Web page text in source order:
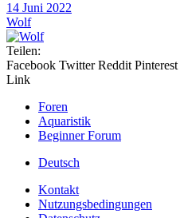
14 Juni 2022
Wolf
Teilen:
Facebook Twitter Reddit Pinterest
Link
Foren
Aquaristik
Beginner Forum
Deutsch
Kontakt
Nutzungsbedingungen